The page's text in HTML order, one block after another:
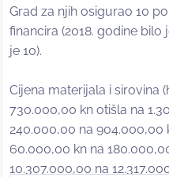
Grad za njih osigurao 10
financira (2018. godine bilo
je 10).
Cijena materijala i sirovina
730.000,00 kn otišla na
240.000,00 na 904.000,00
60.000,00 kn na
10.307.000,00 na